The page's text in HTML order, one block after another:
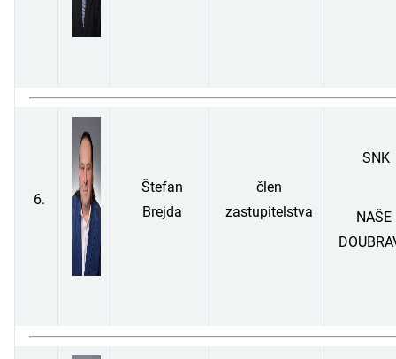
6.
Štefan
Brejda
člen
zastupitelstva
SNK
NAŠE